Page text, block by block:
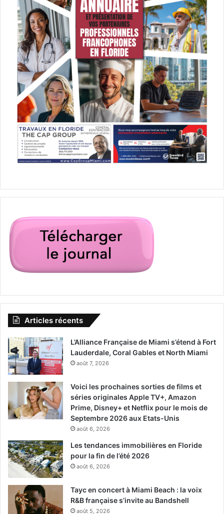
Articles récents
L’Alliance Française de Miami s’étend à Fort
Lauderdale, Coral Gables et North Miami
août 7, 2026
Voici les prochaines sorties de films et
séries originales Apple TV+, Amazon
Prime, Disney+ et Netflix pour le mois de
Septembre 2026 aux Etats-Unis
août 6, 2026
Les tendances immobilières en Floride
pour la fin de l’été 2026
août 6, 2026
Tayc en concert à Miami Beach : la voix
R&B française s’invite au Bandshell
août 5, 2026